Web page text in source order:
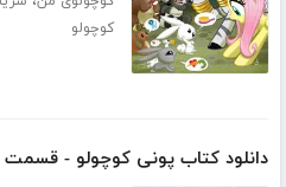
کوچولو
دانلود کتاب پونی کوچولو -